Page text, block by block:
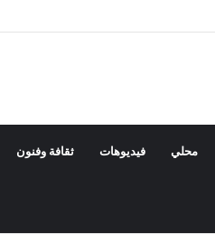
محلي فيديوهات ثقافة وفنون